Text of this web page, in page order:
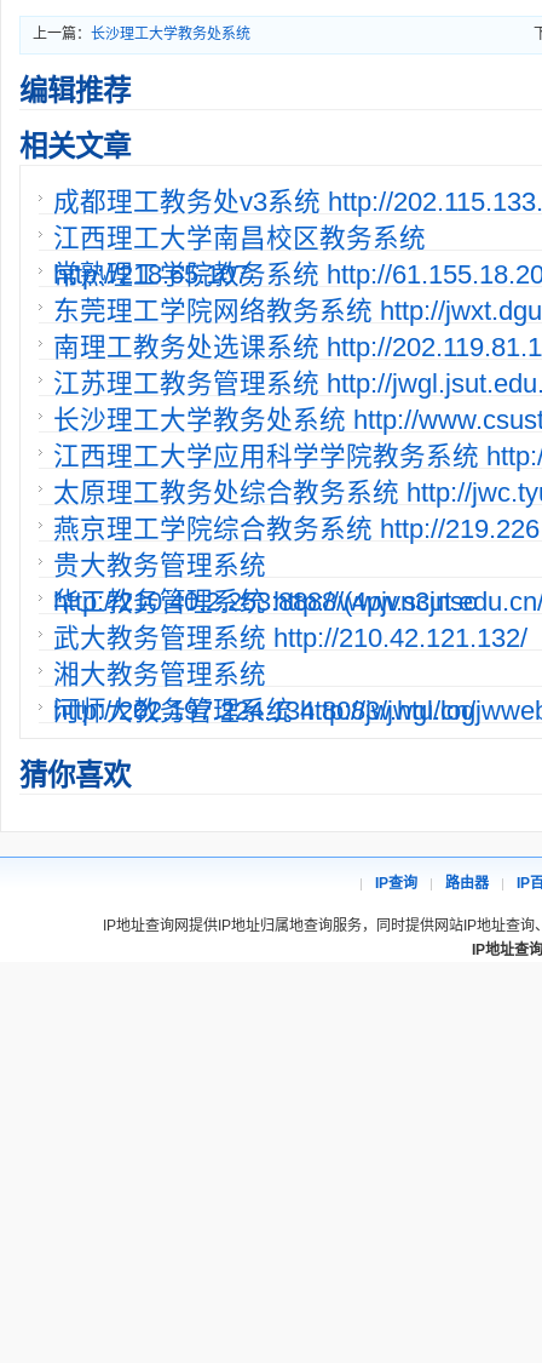
上一篇： 长沙理工大学教务处系统
http://www.csust.edu.cn:8080/
编辑推荐
相关文章
成都理工教务处v3系统 http://
江西理工大学南昌校区教务系统
http://218.65.107.
常熟理工学院教务系统 http://
东莞理工学院网络教务系统 http://
南理工教务处选课系统 http://
江苏理工教务管理系统 http://
长沙理工大学教务处系统 http://
江西理工大学应用科学学院教务系统
太原理工教务处综合教务系统 http://
燕京理工学院综合教务系统 http://
贵大教务管理系统
http://210.40.2.253:8888/(4pjvn3jnsc
华工教务管理系统 http://
武大教务管理系统 http://210.42.121.132/
湘大教务管理系统
http://202.197.224.134:8083/jwgl/log
河师大教务管理系统 http://jw.htu.cn/
猜你喜欢
IP查询 路由器 IP
IP地址查询网提供IP地址归属地查询服务，同时提供网站IP地址查
IP地址查